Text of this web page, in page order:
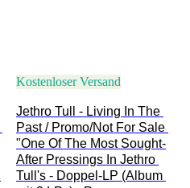
Kostenloser Versand
Jethro Tull - Living In The
Past / Promo/Not For Sale
"One Of The Most Sought-
After Pressings In Jethro
Tull's - Doppel-LP (Album